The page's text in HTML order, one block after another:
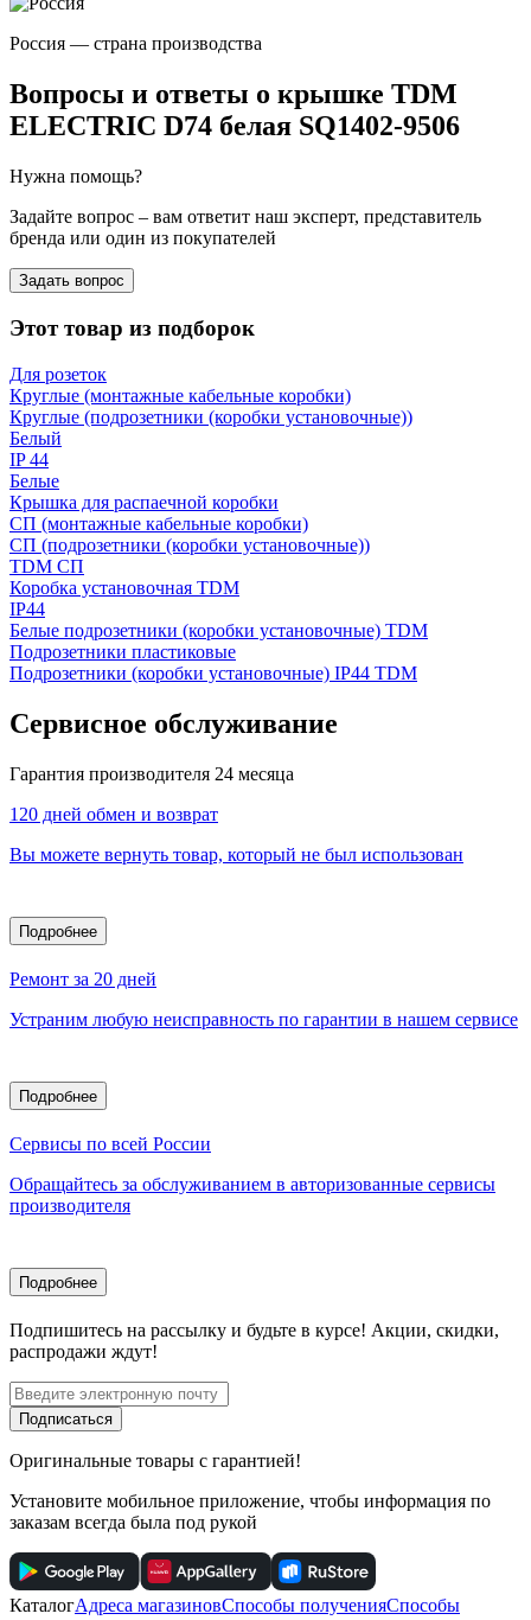
Россия — страна производства
Вопросы и ответы о крышке TDM
ELECTRIC D74 белая SQ1402-9506
Нужна помощь?
Задайте вопрос – вам ответит наш эксперт, представитель
бренда или один из покупателей
Задать вопрос
Этот товар из подборок
Для розеток
Круглые (монтажные кабельные коробки)
Круглые (подрозетники (коробки установочные))
Белый
IP 44
Белые
Крышка для распаечной коробки
СП (монтажные кабельные коробки)
СП (подрозетники (коробки установочные))
TDM СП
Коробка установочная TDM
IP44
Белые подрозетники (коробки установочные) TDM
Подрозетники пластиковые
Подрозетники (коробки установочные) IP44 TDM
Сервисное обслуживание
Гарантия производителя 24 месяца
120 дней обмен и возврат
Вы можете вернуть товар, который не был использован
Подробнее
Ремонт за 20 дней
Устраним любую неисправность по гарантии в нашем сервисе
Подробнее
Сервисы по всей России
Обращайтесь за обслуживанием в авторизованные сервисы
производителя
Подробнее
Подпишитесь на рассылку и будьте в курсе! Акции, скидки,
распродажи ждут!
Подписаться
Оригинальные товары с гарантией!
Установите мобильное приложение, чтобы информация по
заказам всегда была под рукой
КаталогАдреса магазиновСпособы полученияСпособы